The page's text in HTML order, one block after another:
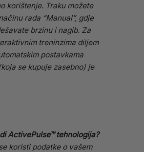
korištenje. Traku možete
rada “Manual”, gdje
brzinu i nagib. Za
treninzima diljem
postavkama
se kupuje zasebno) je
ActivePulse™ tehnologija?
koristi podatke o vašem